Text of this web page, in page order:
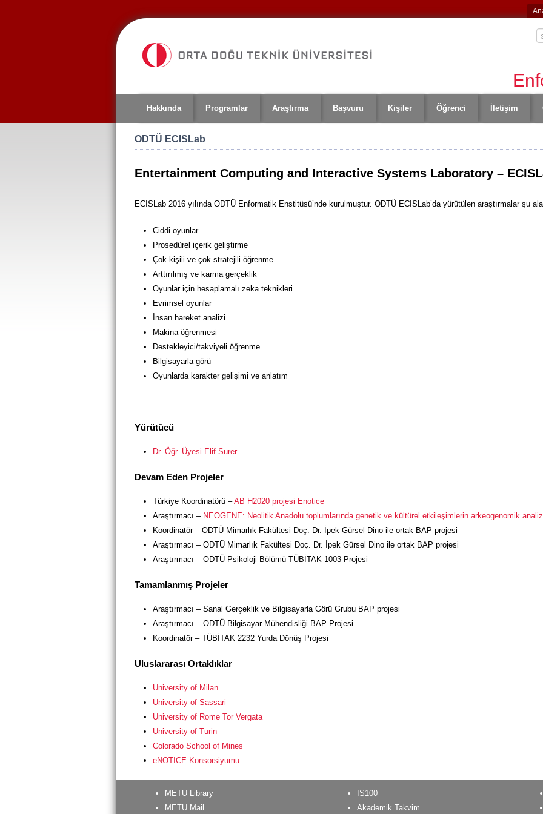
Hakkında Programlar Araştırma Başvuru Kişiler Öğrenci İletişim
ODTÜ ECISLab
Entertainment Computing and Interactive Systems Laboratory –
ECISLab 2016 yılında ODTÜ Enformatik Enstitüsü’nde kurulmuştur. ODTÜ ECISLab’da yürütülen araştırmalar şu
Ciddi oyunlar
Prosedürel içerik geliştirme
Çok-kişili ve çok-stratejili öğrenme
Arttırılmış ve karma gerçeklik
Oyunlar için hesaplamalı zeka teknikleri
Evrimsel oyunlar
İnsan hareket analizi
Makina öğrenmesi
Destekleyici/takviyeli öğrenme
Bilgisayarla görü
Oyunlarda karakter gelişimi ve anlatım
Yürütücü
Dr. Öğr. Üyesi Elif Surer
Devam Eden Projeler
Türkiye Koordinatörü –AB H2020 projesi Enotice
Araştırmacı – NEOGENE: Neolitik Anadolu toplumlarında genetik ve kültürel etkileşimlerin arkeogenomik
Koordinatör – ODTÜ Mimarlık Fakültesi Doç. Dr. İpek Gürsel Dino ile ortak BAP projesi
Araştırmacı – ODTÜ Mimarlık Fakültesi Doç. Dr. İpek Gürsel Dino ile ortak BAP projesi
Araştırmacı – ODTÜ Psikoloji Bölümü TÜBİTAK 1003 Projesi
Tamamlanmış Projeler
Araştırmacı – Sanal Gerçeklik ve Bilgisayarla Görü Grubu BAP projesi
Araştırmacı – ODTÜ Bilgisayar Mühendisliği BAP Projesi
Koordinatör – TÜBİTAK 2232 Yurda Dönüş Projesi
Uluslararası Ortaklıklar
University of Milan
University of Sassari
University of Rome Tor Vergata
University of Turin
Colorado School of Mines
eNOTICE Konsorsiyumu
METU Library
METU Mail
IS100
Akademik Takvim